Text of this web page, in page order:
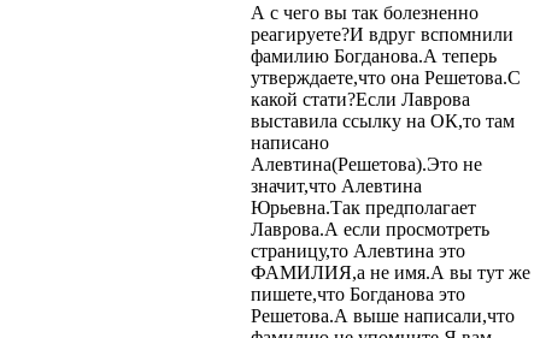
А с чего вы так болезненно
реагируете?И вдруг вспомнили
фамилию Богданова.А теперь
утверждаете,что она Решетова.С
какой стати?Если Лаврова
выставила ссылку на ОК,то там
написано
Алевтина(Решетова).Это не
значит,что Алевтина
Юрьевна.Так предполагает
Лаврова.А если просмотреть
страницу,то Алевтина это
ФАМИЛИЯ,а не имя.А вы тут же
пишете,что Богданова это
Решетова.А выше написали,что